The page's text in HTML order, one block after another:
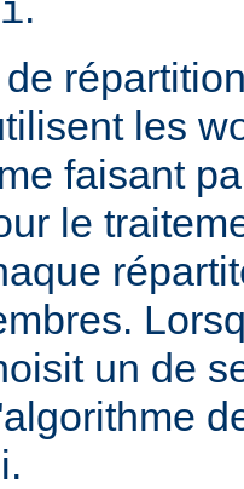
les
faisant
le
un de